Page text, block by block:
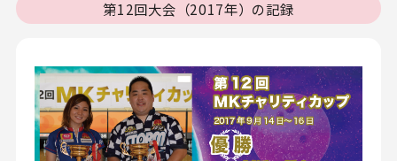
第12回大会（2017年）の記録